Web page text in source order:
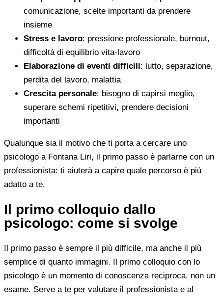
comunicazione, scelte importanti da prendere
insieme
Stress e lavoro: pressione professionale, burnout,
difficoltà di equilibrio vita-lavoro
Elaborazione di eventi difficili: lutto, separazione,
perdita del lavoro, malattia
Crescita personale: bisogno di capirsi meglio,
superare schemi ripetitivi, prendere decisioni
importanti
Qualunque sia il motivo che ti porta a cercare uno
psicologo a Fontana Liri, il primo passo è parlarne con un
professionista: ti aiuterà a capire quale percorso è più
adatto a te.
Il primo colloquio dallo
psicologo: come si svolge
Il primo passo è sempre il più difficile, ma anche il più
semplice di quanto immagini. Il primo colloquio con lo
psicologo è un momento di conoscenza reciproca, non un
esame. Serve a te per valutare il professionista e al